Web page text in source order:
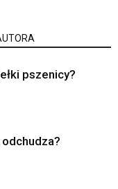
pszenicy?